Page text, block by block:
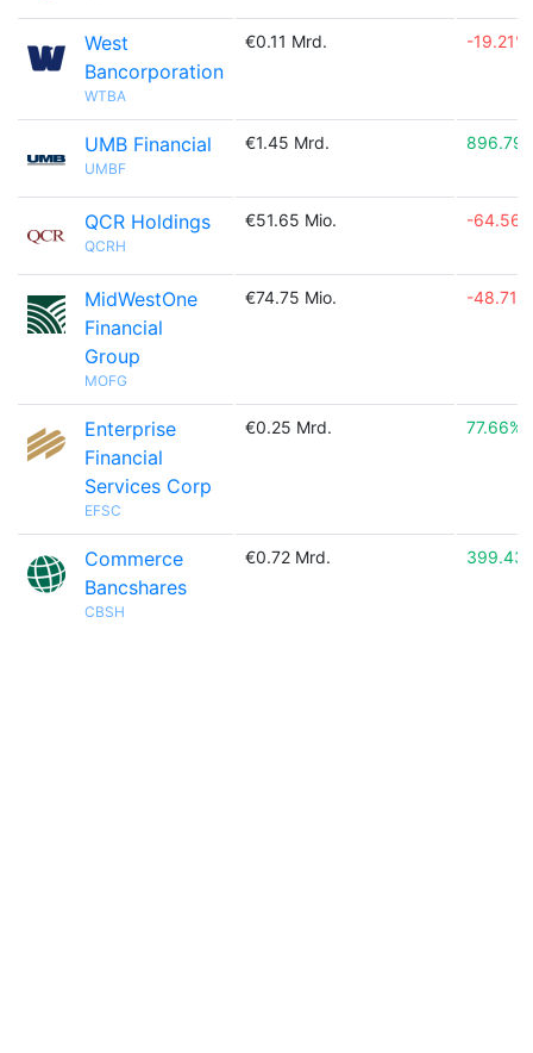
West
Bancorporation
WTBA
€0.11 Mrd. -19.21%
UMB Financial
UMBF
€1.45 Mrd.
QCR Holdings
QCRH
€51.65 Mio. -64.56%
MidWestOne
Financial
Group
MOFG
€74.75 Mio. -48.71%
Enterprise
Financial
Services Corp
EFSC
€0.25 Mrd. 77.66%
Commerce
Bancshares
CBSH
€0.72 Mrd.